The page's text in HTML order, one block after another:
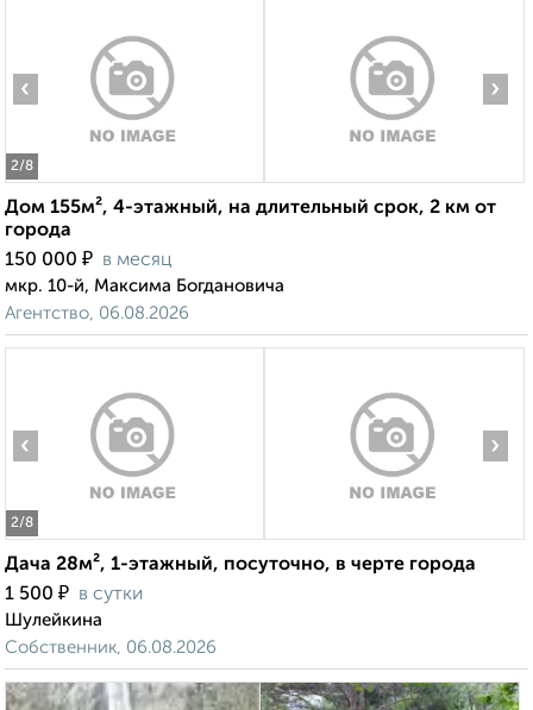
2/8
‹ ›
Дом 155м², 4-этажный, на длительный срок, 2 км от
города
150 000 ₽ в месяц
мкр. 10-й, Максима Богдановича
Агентство, 06.08.2026
2/8
‹ ›
Дача 28м², 1-этажный, посуточно, в черте города
1 500 ₽ в сутки
Шулейкина
Собственник, 06.08.2026